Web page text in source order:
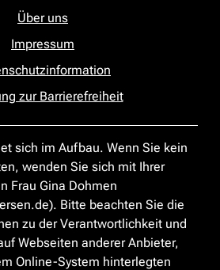
Über uns
Impressum
zur Barrierefreiheit
sich im Aufbau. Wenn Sie kein
wenden Sie sich mit Ihrer
Frau Gina Dohmen
Bitte beachten Sie die
zu der Verantwortlichkeit und
Webseiten anderer Anbieter,
Online-System hinterlegten